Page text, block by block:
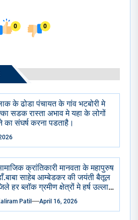
0 0
के ढोडा पंचायत के गांव भटबोरी मे
सडक रास्ता अभाव मे यहा के लोगों
संघर्ष करना पडताहै।
क्रांतिकारी मानवता के महापुरुष
साहेब आम्बेडकर की जयंती बैतूल
हर ब्लॉक ग्रमीण क्षेत्रों मे हर्ष उल्लास
मनाई गई सभी सामाजिक राजनैतिक
संगठन भाजपा आप कांग्रेसीयो ने
Patil April 16, 2026